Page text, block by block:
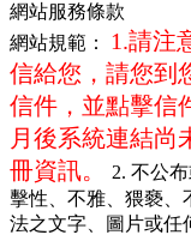
網站服務條款
網站規範： 1.請注
信給您，請您到
信件，並點擊信
月後系統連結尚
冊資訊。
2. 不公
擊性、不雅、猥褻、
法之文字、圖片或任